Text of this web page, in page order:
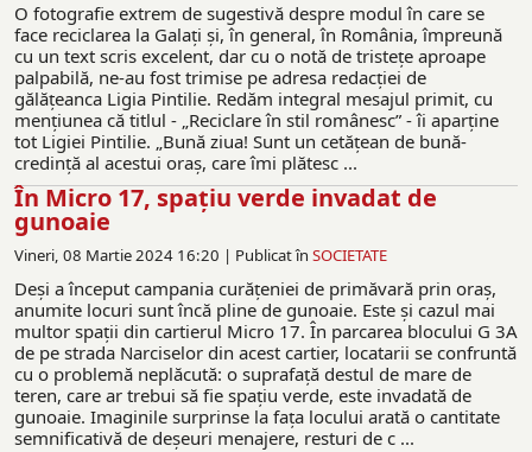
O fotografie extrem de sugestivă despre modul în care se
face reciclarea la Galați și, în general, în România, împreună
cu un text scris excelent, dar cu o notă de tristețe aproape
palpabilă, ne-au fost trimise pe adresa redacției de
gălățeanca Ligia Pintilie. Redăm integral mesajul primit, cu
mențiunea că titlul - „Reciclare în stil românesc” - îi aparține
tot Ligiei Pintilie. „Bună ziua! Sunt un cetățean de bună-
credință al acestui oraș, care îmi plătesc ...
În Micro 17, spaţiu verde invadat de
gunoaie
Vineri, 08 Martie 2024 16:20 | Publicat în SOCIETATE
Deşi a început campania curăţeniei de primăvară prin oraş,
anumite locuri sunt încă pline de gunoaie. Este şi cazul mai
multor spaţii din cartierul Micro 17. În parcarea blocului G 3A
de pe strada Narciselor din acest cartier, locatarii se confruntă
cu o problemă neplăcută: o suprafaţă destul de mare de
teren, care ar trebui să fie spaţiu verde, este invadată de
gunoaie. Imaginile surprinse la fața locului arată o cantitate
semnificativă de deșeuri menajere, resturi de c ...